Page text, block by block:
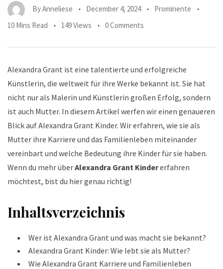
ByAnneliese December 4, 2024
Prominente
10 Mins Read
149 Views 0 Comments
Alexandra Grant ist eine talentierte und erfolgreiche
Künstlerin, die weltweit für ihre Werke bekannt ist. Sie hat
nicht nur als Malerin und Künstlerin großen Erfolg, sondern
ist auch Mutter. In diesem Artikel werfen wir einen genaueren
Blick auf Alexandra Grant Kinder. Wir erfahren, wie sie als
Mutter ihre Karriere und das Familienleben miteinander
vereinbart und welche Bedeutung ihre Kinder für sie haben.
Wenn du mehr überAlexandra Grant Kindererfahren
möchtest, bist du hier genau richtig!
Inhaltsverzeichnis
Wer ist Alexandra Grant und was macht sie bekannt?
Alexandra Grant Kinder: Wie lebt sie als Mutter?
Wie Alexandra Grant Karriere und Familienleben